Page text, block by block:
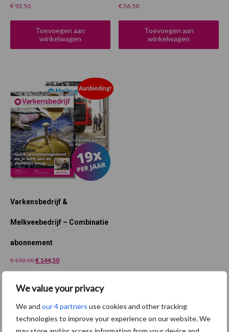
We value your privacy
We and our 4 partners use cookies and other tracking
technologies to improve your experience on our website. We
€ 93,50
Toevoegen aan
winkelwagen
€56,50
Toevoegen aan
winkelwagen
Aanbieding!
Varkensbedrijf &
Melkveebedrijf – Combinatie
abonnement
€192,00Oorspronkelijke
€ 192,00.
€ 144,50Huidige
€ 144,50.
Toevoegen aan
winkelwagen